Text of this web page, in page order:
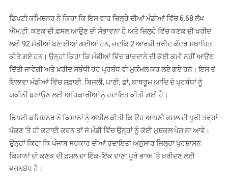
ਡਿਪਟੀ ਕਮਿਸ਼ਨਰ ਨੇ ਕਿਹਾ ਕਿ ਇਸ ਵਾਰ ਜ਼ਿਲ੍ਹੇ ਦੀਆਂ ਮੰਡੀਆਂ ਵਿੱਚ 6.68 ਲੱਖ
ਐੱਮ.ਟੀ. ਕਣਕ ਦੀ ਫ਼ਸਲ ਆਉਣ ਦੀ ਸੰਭਾਵਨਾ ਹੈ ਅਤੇ ਜ਼ਿਲ੍ਹੇ ਵਿੱਚ ਕਣਕ ਦੀ ਖ਼ਰੀਦ
ਲਈ 92 ਮੰਡੀਆਂ ਬਣਾਈਆਂ ਗਈਆਂ ਹਨ, ਜਦਕਿ 2 ਆਰਜ਼ੀ ਖ਼ਰੀਦ ਕੇਂਦਰ ਸਥਾਪਿਤ
ਕੀਤੇ ਗਏ ਹਨ। ਉਨ੍ਹਾਂ ਕਿਹਾ ਕਿ ਮੰਡੀਆਂ ਵਿੱਚ ਬਾਰਦਾਨੇ ਦੀ ਕੋਈ ਕਮੀ ਨਹੀਂ ਆਉਣ
ਦਿੱਤੀ ਜਾਵੇਗੀ ਅਤੇ ਖ਼ਰੀਦ ਸਬੰਧੀ ਹੋਰ ਪ੍ਰਬੰਧ ਵੀ ਮੁਕੰਮਲ ਕਰ ਲਏ ਗਏ ਹਨ। ਇਸ ਤੋਂ
ਇਲਾਵਾ ਮੰਡੀਆਂ ਵਿੱਚ ਸਫ਼ਾਈ. ਬਿਜਲੀ, ਪਾਣੀ, ਛਾਂ, ਬਾਥਰੂਮ ਆਦਿ ਦੇ ਪ੍ਰਬੰਧਾਂ ਨੂੰ
ਯਕੀਨੀ ਬਣਾਉਣ ਲਈ ਅਧਿਕਾਰੀਆਂ ਨੂੰ ਹਦਾਇਤ ਕੀਤੀ ਗਈ ਹੈ।
ਡਿਪਟੀ ਕਮਿਸ਼ਨਰ ਨੇ ਕਿਸਾਨਾਂ ਨੂੰ ਅਪੀਲ ਕੀਤੀ ਕਿ ਉਹ ਆਪਣੀ ਫ਼ਸਲ ਦੀ ਪੂਰੀ ਤਰ੍ਹਾਂ
ਪੱਕਣ ‘ਤੇ ਹੀ ਕਟਾਈ ਕਰਨ ਤਾਂ ਜੋ ਮੰਡੀ ਵਿੱਚ ਉਨ੍ਹਾਂ ਨੂੰ ਕੋਈ ਮੁਸ਼ਕਲ ਪੇਸ਼ ਨਾ ਆਵੇ।
ਉਨ੍ਹਾਂ ਕਿਹਾ ਕਿ ਪੰਜਾਬ ਸਰਕਾਰ ਦੀਆਂ ਹਦਾਇਤਾਂ ਅਨੁਸਾਰ ਜ਼ਿਲ੍ਹਾ ਪ੍ਰਸ਼ਾਸਨ
ਕਿਸਾਨਾਂ ਦੀ ਕਣਕ ਦੀ ਫ਼ਸਲ ਦਾ ਇੱਕ-ਇੱਕ ਦਾਣਾ ਪੂਰੇ ਭਾਅ `ਤੇ ਖ਼ਰੀਦਣ ਲਈ
ਵਚਨਬੱਧ ਹੈ।